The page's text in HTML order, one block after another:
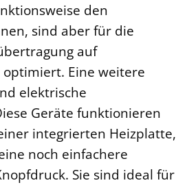
den
sind aber für die
auf
Eine weitere
elektrische
Geräte funktionieren
integrierten Heizplatte,
noch einfachere
Sie sind ideal für